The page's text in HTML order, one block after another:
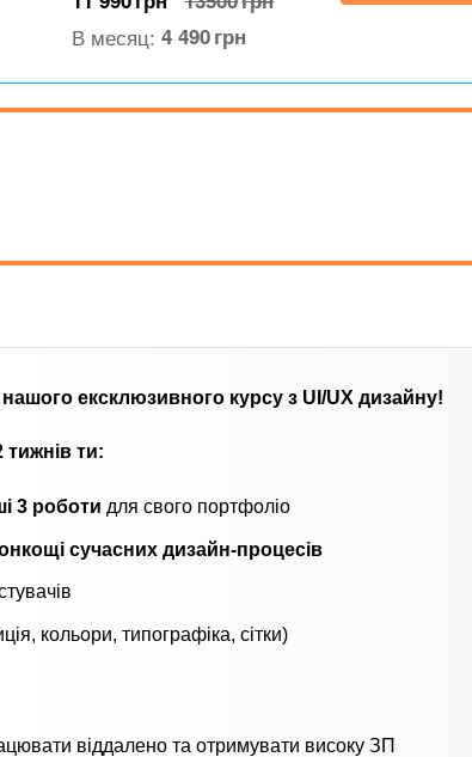
В месяц:4 490грн
ексклюзивного курсу з UI/UX дизайну!
тижнів ти:
3 роботи для свого портфоліо
сучасних дизайн-процесів
кольори, типографіка, сітки)
віддалено та отримувати високу ЗП